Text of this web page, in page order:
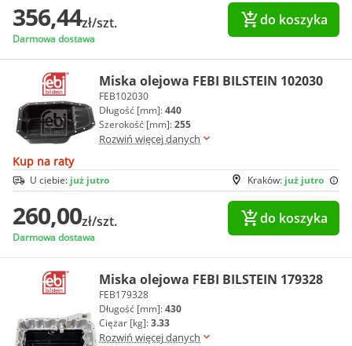
356,44zł/szt.
Darmowa dostawa
do koszyka
Miska olejowa FEBI BILSTEIN 102030
FEB102030
Długość [mm]:440
Szerokość [mm]:255
Rozwiń więcej danych
Kup na raty
Kraków: już jutro
U ciebie: już jutro
260,00zł/szt.
Darmowa dostawa
do koszyka
Miska olejowa FEBI BILSTEIN 179328
FEB179328
Długość [mm]:430
Ciężar [kg]:3.33
Rozwiń więcej danych